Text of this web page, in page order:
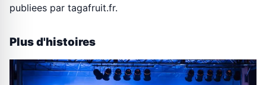
publiees par tagafruit.fr.
Plus d'histoires